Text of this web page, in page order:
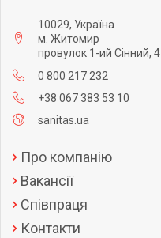
10029, Україна
м. Житомир
провулок 1-ий Сінний, 4
0 800 217 232
+38 067 383 53 10
sanitas.ua
Про компанію
Вакансії
Співпраця
Контакти